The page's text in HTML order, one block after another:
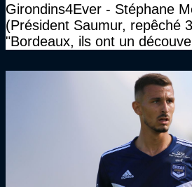
Girondins4Ever - Stéphane
(Président Saumur, repêché
"Bordeaux, ils ont un